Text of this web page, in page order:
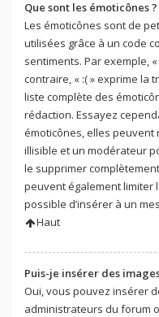
Que sont les émoticônes ?
Les émoticônes sont de
utilisées grâce à un code
sentiments. Par exemple,
contraire, « :( » exprime la
liste complète des
rédaction. Essayez
émoticônes, elles
illisible et un modérateur
le supprimer
peuvent également limiter
possible d’insérer à un
Haut
Puis-je insérer des
Oui, vous pouvez insérer
administrateurs du forum